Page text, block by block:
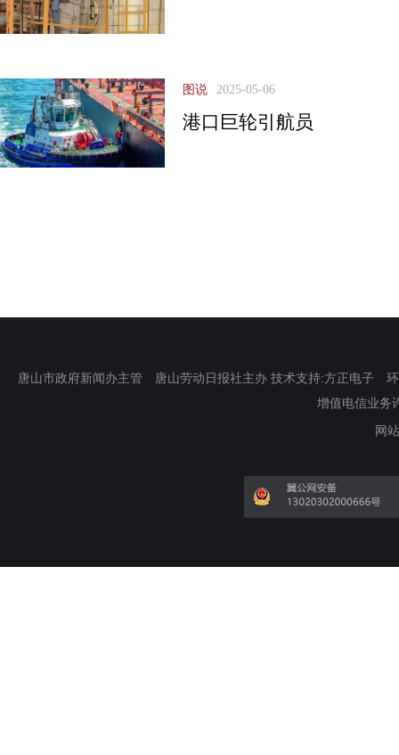
图说 2025-05-06
港口巨轮引航员
唐山市政府新闻办主管 唐山劳动日报社主办 技术支持:方正电子
增值电信业务
网